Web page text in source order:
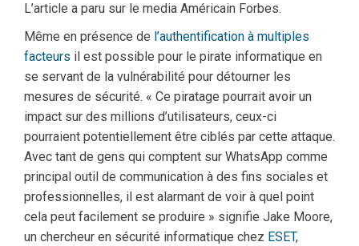
L’article a paru sur le media Américain Forbes.
Même en présence de l’authentification à multiples
facteurs il est possible pour le pirate informatique en
se servant de la vulnérabilité pour détourner les
mesures de sécurité. « Ce piratage pourrait avoir un
impact sur des millions d’utilisateurs, ceux-ci
pourraient potentiellement être ciblés par cette attaque.
Avec tant de gens qui comptent sur WhatsApp comme
principal outil de communication à des fins sociales et
professionnelles, il est alarmant de voir à quel point
cela peut facilement se produire » signifie Jake Moore,
un chercheur en sécurité informatique chez ESET,